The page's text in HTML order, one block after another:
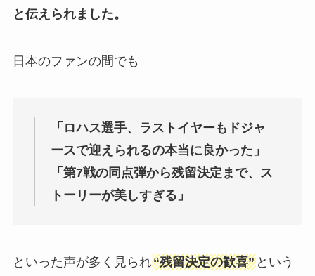
と伝えられました。
日本のファンの間でも
「ロハス選手、ラストイヤーもドジャ
ースで迎えられるの本当に良かった」
「第7戦の同点弾から残留決定まで、ス
トーリーが美しすぎる」
といった声が多く見られ“残留決定の歓喜”という